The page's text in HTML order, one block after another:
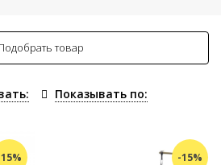
товар
Показывать по:
-15%